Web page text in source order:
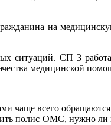
гражданина на
ситуаций. СП 3
медицинской
чаще всего
полис ОМС, нужно ли